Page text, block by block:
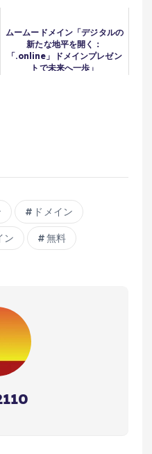
ムームードメイン「デジタルの
新たな地平を開く：
「.online」ドメインプレゼン
トで未来へ一歩」
ドメイン
ン 無料